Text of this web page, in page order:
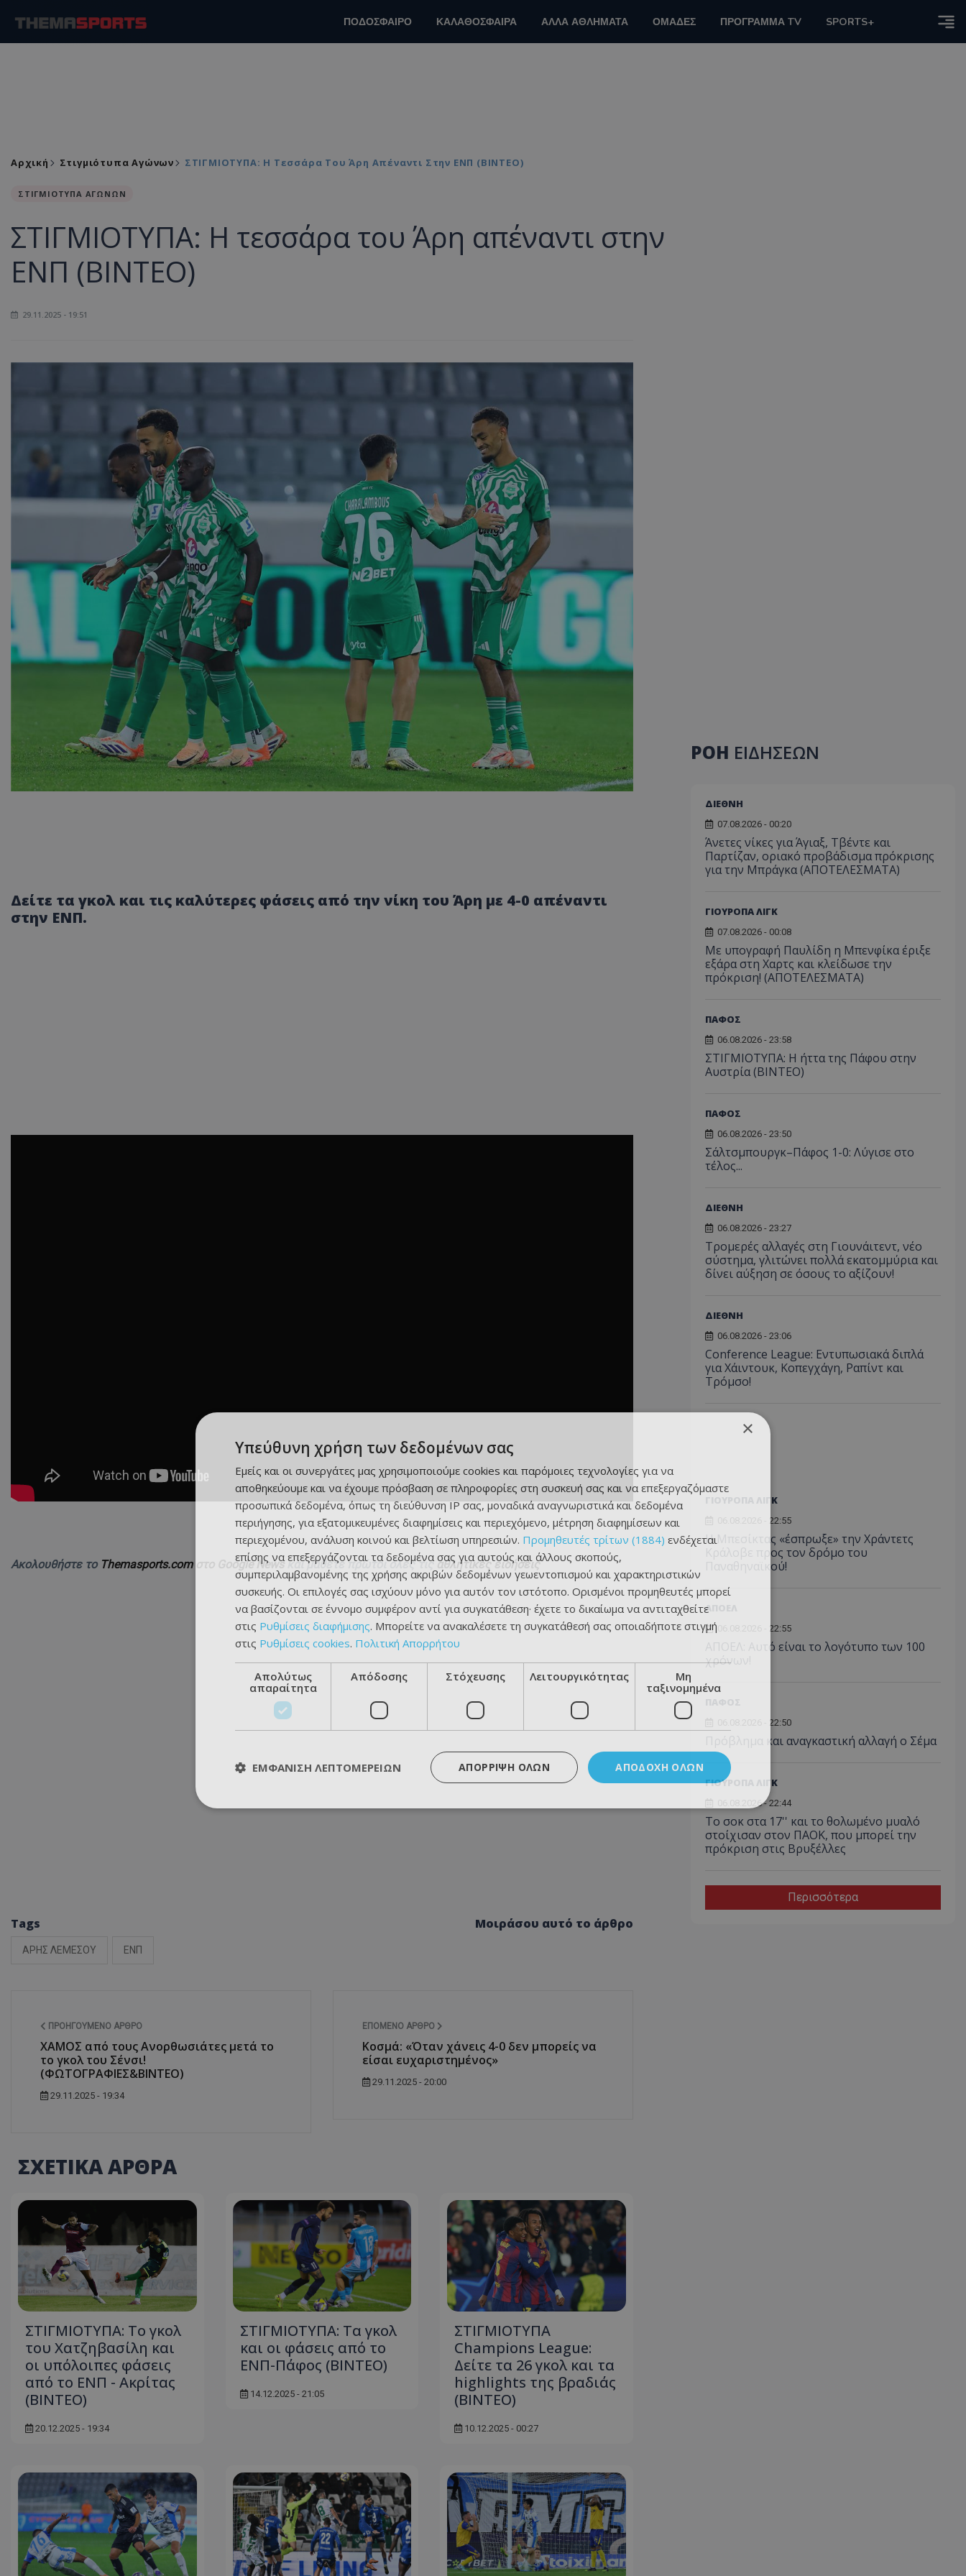
ΠΟΔΟΣΦΑΙΡΟ ΚΑΛΑΘΟΣΦΑΙΡΑ ΑΛΛΑ ΑΘΛΗΜΑΤΑ ΟΜΑΔΕΣ ΠΡΟΓΡΑΜΜΑ TV SPORTS+
Αρχική Στιγμιότυπα Αγώνων ΣΤΙΓΜΙΟΤΥΠΑ: Η Τεσσάρα Του Άρη Απέναντι Στην ΕΝΠ (ΒΙΝΤΕΟ)
ΣΤΙΓΜΙΟΤΥΠΑ ΑΓΩΝΩΝ
ΣΤΙΓΜΙΟΤΥΠΑ: Η τεσσάρα του Άρη απέναντι στην
ΕΝΠ (ΒΙΝΤΕΟ)
29.11.2025 - 19:51
Δείτε τα γκολ και τις καλύτερες φάσεις από την νίκη του Άρη με 4-0 απέναντι
στην ΕΝΠ.
Ακολουθήστε το Themasports.com στο Google News και μάθετε πρώτοι όλες τις αθλητικές ειδήσεις
Tags
ΑΡΗΣ ΛΕΜΕΣΟΥ ΕΝΠ
Μοιράσου αυτό το άρθρο
ΠΡΟΗΓΟΎΜΕΝΟ ΆΡΘΡΟ
ΧΑΜΟΣ από τους Ανορθωσιάτες μετά το
το γκολ του Σένσι!
(ΦΩΤΟΓΡΑΦΙΕΣ&ΒΙΝΤΕΟ)
29.11.2025 - 19:34
ΕΠΌΜΕΝΟ ΆΡΘΡΟ
Κοσμά: «Όταν χάνεις 4-0 δεν μπορείς να
είσαι ευχαριστημένος»
29.11.2025 - 20:00
ΣΧΕΤΙΚΑ ΑΡΘΡΑ
ΣΤΙΓΜΙΟΤΥΠΑ: Το γκολ
του Χατζηβασίλη και
οι υπόλοιπες φάσεις
από το ΕΝΠ - Ακρίτας
(ΒΙΝΤΕΟ)
20.12.2025 - 19:34
ΣΤΙΓΜΙΟΤΥΠΑ: Τα γκολ
και οι φάσεις από το
ΕΝΠ-Πάφος (ΒΙΝΤΕΟ)
14.12.2025 - 21:05
ΣΤΙΓΜΙΟΤΥΠΑ
Champions League:
Δείτε τα 26 γκολ και τα
highlights της βραδιάς
(ΒΙΝΤΕΟ)
10.12.2025 - 00:27
ΡΟΗ ΕΙΔΗΣΕΩΝ
ΔΙΕΘΝΗ
07.08.2026 - 00:20
Άνετες νίκες για Άγιαξ, Τβέντε και
Παρτίζαν, οριακό προβάδισμα πρόκρισης
για την Μπράγκα (ΑΠΟΤΕΛΕΣΜΑΤΑ)
ΓΙΟΥΡΟΠΑ ΛΙΓΚ
07.08.2026 - 00:08
Με υπογραφή Παυλίδη η Μπενφίκα έριξε
εξάρα στη Χαρτς και κλείδωσε την
πρόκριση! (ΑΠΟΤΕΛΕΣΜΑΤΑ)
ΠΑΦΟΣ
06.08.2026 - 23:58
ΣΤΙΓΜΙΟΤΥΠΑ: Η ήττα της Πάφου στην
Αυστρία (ΒΙΝΤΕΟ)
ΠΑΦΟΣ
06.08.2026 - 23:50
Σάλτσμπουργκ–Πάφος 1-0: Λύγισε στο
τέλος...
ΔΙΕΘΝΗ
06.08.2026 - 23:27
Τρομερές αλλαγές στη Γιουνάιτεντ, νέο
σύστημα, γλιτώνει πολλά εκατομμύρια και
δίνει αύξηση σε όσους το αξίζουν!
ΔΙΕΘΝΗ
06.08.2026 - 23:06
Conference League: Εντυπωσιακά διπλά
για Χάιντουκ, Κοπεγχάγη, Ραπίντ και
Τρόμσο!
ΓΙΟΥΡΟΠΑ ΛΙΓΚ
06.08.2026 - 22:55
Η Μπεσίκτας «έσπρωξε» την Χράντετς
Κράλοβε προς τον δρόμο του
Παναθηναϊκού!
ΑΠΟΕΛ
06.08.2026 - 22:55
ΑΠΟΕΛ: Αυτό είναι το λογότυπο των 100
χρόνων!
06.08.2026 - 22:50
Πρόβλημα και αναγκαστική αλλαγή ο Σέμα
ΓΙΟΥΡΟΠΑ ΛΙΓΚ
06.08.2026 - 22:44
Το σοκ στα 17'' και το θολωμένο μυαλό
στοίχισαν στον ΠΑΟΚ, που μπορεί την
πρόκριση στις Βρυξέλλες
Περισσότερα
×
Υπεύθυνη χρήση των δεδομένων σας
Εμείς και οι συνεργάτες μας χρησιμοποιούμε cookies και παρόμοιες τεχνολογίες για να
αποθηκεύουμε και να έχουμε πρόσβαση σε πληροφορίες στη συσκευή σας και να επεξεργαζόμαστε
προσωπικά δεδομένα, όπως τη διεύθυνση IP σας, μοναδικά αναγνωριστικά και δεδομένα
περιήγησης, για εξατομικευμένες διαφημίσεις και περιεχόμενο, μέτρηση διαφημίσεων και
περιεχομένου, ανάλυση κοινού και βελτίωση υπηρεσιών. Προμηθευτές τρίτων (1884) ενδέχεται
επίσης να επεξεργάζονται τα δεδομένα σας για αυτούς και άλλους σκοπούς,
συμπεριλαμβανομένης της χρήσης ακριβών δεδομένων γεωεντοπισμού και χαρακτηριστικών
συσκευής. Οι επιλογές σας ισχύουν μόνο για αυτόν τον ιστότοπο. Ορισμένοι προμηθευτές μπορεί
να βασίζονται σε έννομο συμφέρον αντί για συγκατάθεση· έχετε το δικαίωμα να αντιταχθείτε
στις Ρυθμίσεις διαφήμισης. Μπορείτε να ανακαλέσετε τη συγκατάθεσή σας οποιαδήποτε στιγμή
στις Ρυθμίσεις cookies. Πολιτική Απορρήτου
Απολύτως
απαραίτητα
Απόδοσης Στόχευσης Λειτουργικότητας
Μη
ταξινομημένα
ΑΠΟΔΟΧΉ ΌΛΩΝ
ΑΠΌΡΡΙΨΗ ΌΛΩΝ
ΕΜΦΆΝΙΣΗ ΛΕΠΤΟΜΕΡΕΙΏΝ